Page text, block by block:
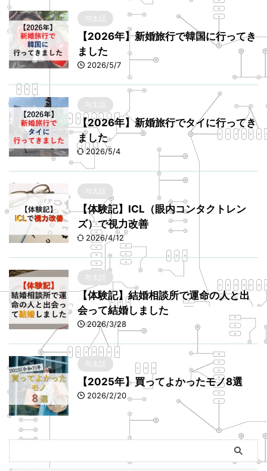
与太話
【2026年】新婚旅行で韓国に行ってき
ました
2026/5/7
与太話
【2026年】新婚旅行でタイに行ってき
ました
2026/5/4
与太話
【体験記】ICL（眼内コンタクトレン
ズ）で視力改善
2026/4/12
与太話
【体験記】結婚相談所で運命の人と出
会って結婚しました
2026/3/28
与太話
【2025年】買ってよかったモノ8選
2026/2/20